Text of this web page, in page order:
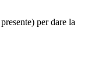
per dare la